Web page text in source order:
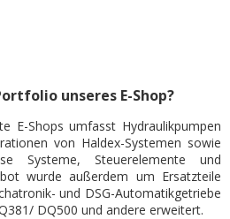
unseres E-Shop?
E-Shops umfasst Hydraulikpumpen
von Haldex-Systemen sowie
Systeme, Steuerelemente und
wurde außerdem um Ersatzteile
und DSG-Automatikgetriebe
DQ500 und andere erweitert.